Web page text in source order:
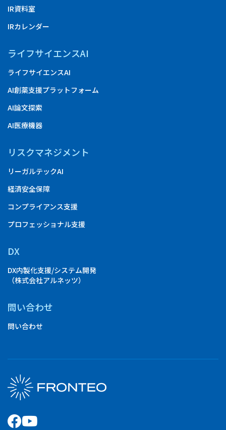
IR資料室
IRカレンダー
ライフサイエンスAI
ライフサイエンスAI
AI創薬支援プラットフォーム
AI論文探索
AI医療機器
リスクマネジメント
リーガルテックAI
経済安全保障
コンプライアンス支援
プロフェッショナル支援
DX
DX内製化支援/システム開発
（株式会社アルネッツ）
問い合わせ
問い合わせ